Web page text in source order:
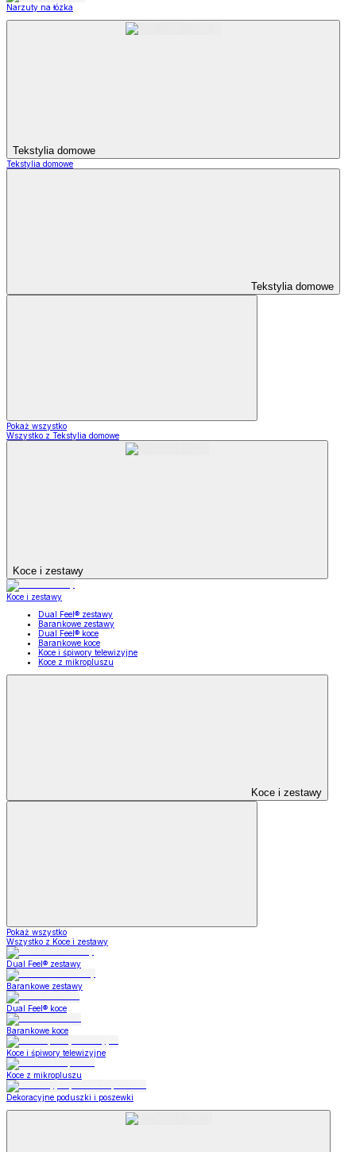
Narzuty na łózka
Tekstylia domowe
Tekstylia domowe
Tekstylia domowe
Pokaż wszystko
Wszystko z Tekstylia domowe
Koce i zestawy
Koce i zestawy
Dual Feel® zestawy
Barankowe zestawy
Dual Feel® koce
Barankowe koce
Koce i śpiwory telewizyjne
Koce z mikropluszu
Koce i zestawy
Pokaż wszystko
Wszystko z Koce i zestawy
Dual Feel® zestawy
Barankowe zestawy
Dual Feel® koce
Barankowe koce
Koce i śpiwory telewizyjne
Koce z mikropluszu
Dekoracyjne poduszki i poszewki